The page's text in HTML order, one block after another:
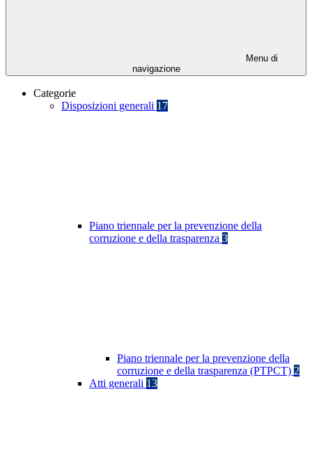
Menu di
navigazione
Categorie
Disposizioni generali 17
Piano triennale per la prevenzione della
corruzione e della trasparenza 3
Piano triennale per la prevenzione della
corruzione e della trasparenza (PTPCT) 2
Atti generali 13